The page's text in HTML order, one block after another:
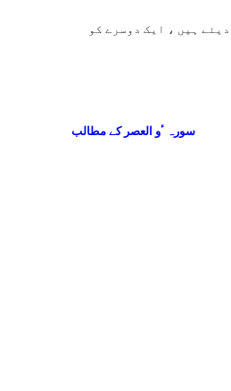
صالح انجام دیئے ہیں ، ایک دوسرے کو
سورہ ٴو العصر کے مطالب